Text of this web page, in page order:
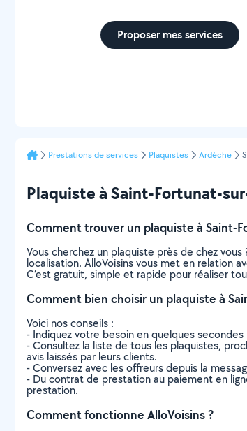
Proposer mes services
Prestations de services Plaquistes Ardèche
Plaquiste à Saint-Fortunat-
Comment trouver un plaquiste à Saint-
Vous cherchez un plaquiste près de chez
localisation. AlloVoisins vous met en relation
C’est gratuit, simple et rapide pour réaliser
Comment bien choisir un plaquiste à
Voici nos conseils :
- Indiquez votre besoin en quelques
- Consultez la liste de tous les plaquistes,
avis laissés par leurs clients.
- Conversez avec les offreurs depuis la
- Du contrat de prestation au paiement en
prestation.
Comment fonctionne AlloVoisins ?